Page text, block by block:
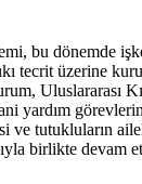
bu dönemde
tecrit üzerine
Uluslararası
yardım
ve tutukluların
birlikte devam